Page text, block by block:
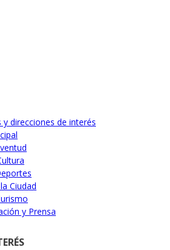
y direcciones de interés
Ciudad
y Prensa